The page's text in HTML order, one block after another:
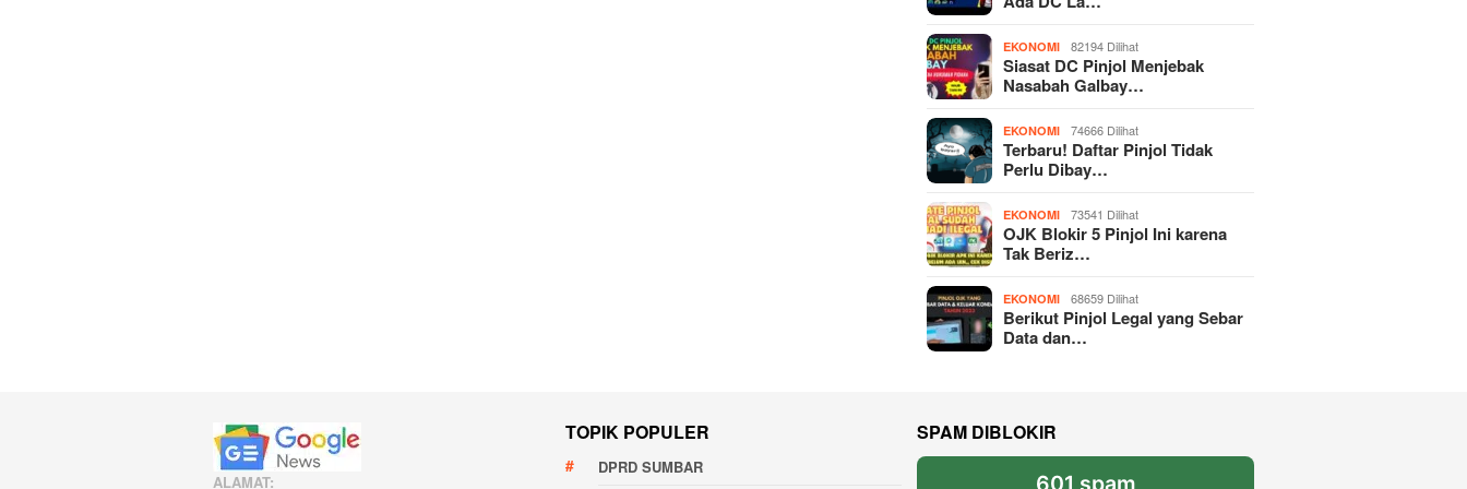
EKONOMI 82194 Dilihat
Siasat DC Pinjol Menjebak
Nasabah Galbay…
EKONOMI 74666 Dilihat
Terbaru! Daftar Pinjol Tidak
Perlu Dibay…
EKONOMI 73541 Dilihat
OJK Blokir 5 Pinjol Ini karena
Tak Beriz…
EKONOMI 68659 Dilihat
Berikut Pinjol Legal yang Sebar
Data dan…
ALAMAT:
TOPIK POPULER
DPRD SUMBAR
SPAM DIBLOKIR
601 spam